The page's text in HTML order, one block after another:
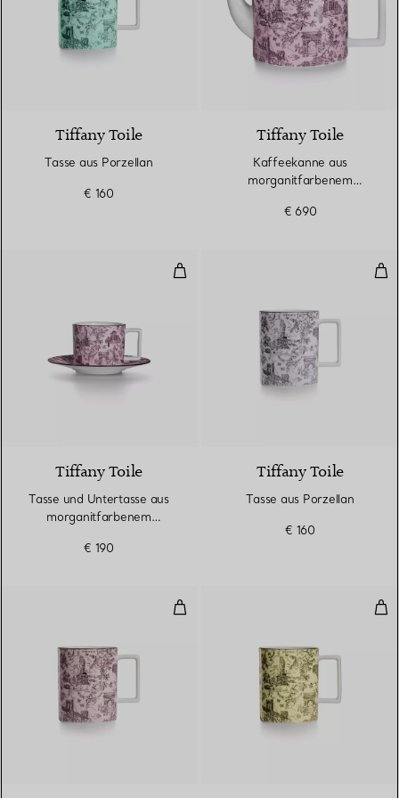
Tiffany Toile
Tasse aus Porzellan
€ 160
Tiffany Toile
Kaffeekanne aus
morganitfarbenem
€ 690
Tasse und Untertasse aus
Tiffany Toile
Tasse und Untertasse aus
morganitfarbenem
€ 190
Tiffany Toile
Tasse aus Porzellan
€ 160
Tasse aus Porzellan